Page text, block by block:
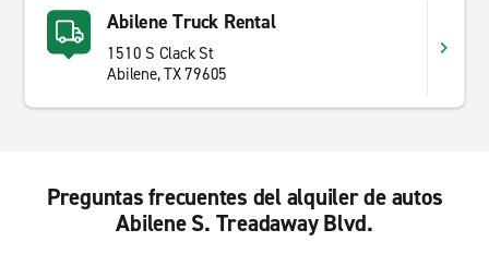
Abilene Truck Rental
1510 S Clack St
Abilene, TX 79605
Preguntas frecuentes del alquiler de autos
Abilene S. Treadaway Blvd.